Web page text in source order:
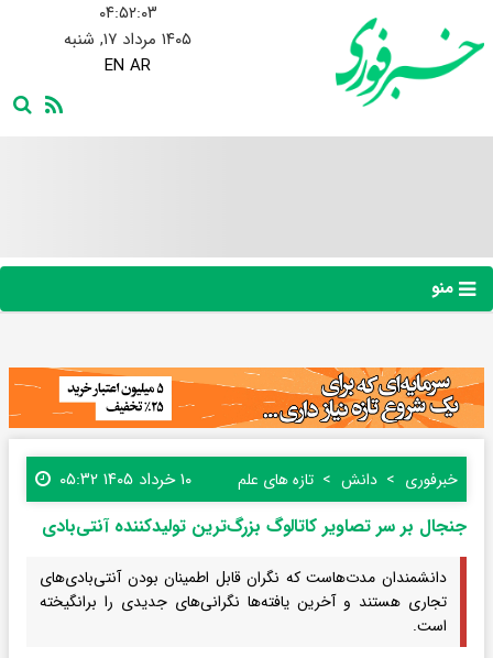
۰۴:۵۲:۰۴
۱۴۰۵ مرداد ۱۷, شنبه
EN AR
منو
خبرفوری دانش تازه های علم ۱۰ خرداد ۱۴۰۵ ۰۵:۳۲
جنجال بر سر تصاویر کاتالوگ بزرگ‌ترین تولیدکننده آنتی‌بادی
دانشمندان مدت‌هاست که نگران قابل اطمینان بودن آنتی‌بادی‌های
تجاری هستند و آخرین یافته‌ها نگرانی‌های جدیدی را برانگیخته
است.